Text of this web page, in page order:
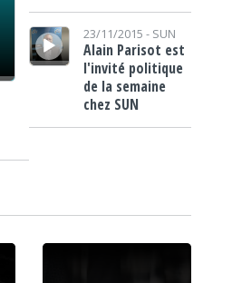
Lecteur audio
23/11/2015 - SUN
Alain Parisot est
l'invité politique
de la semaine
chez SUN